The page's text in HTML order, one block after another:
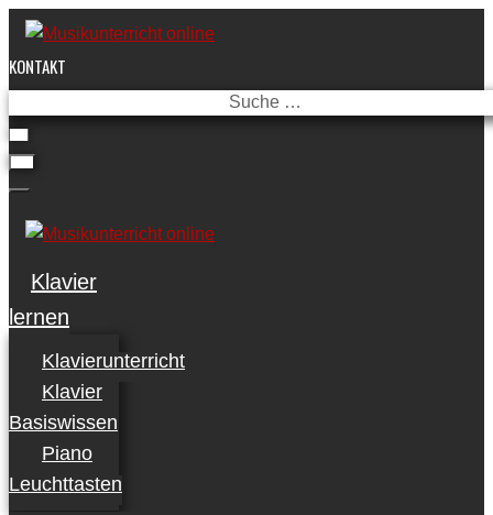
Skip
content
KONTAKT
…
Klavier
lernen
Klavierunterricht
Klavier
Basiswissen
Piano
Leuchttasten